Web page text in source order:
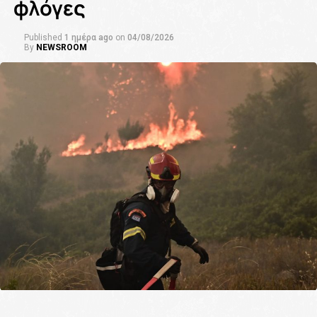
φλόγες
Published 1 ημέρα ago on 04/08/2026
By NEWSROOM